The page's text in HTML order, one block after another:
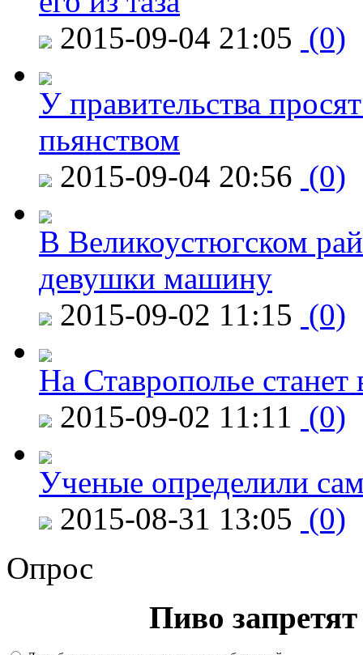
2015-09-04 21:05 (0)
У правительства
пьянством
2015-09-04 20:56 (0)
В Великоустюгском
девушки машину
2015-09-02 11:15 (0)
На Ставрополье
2015-09-02 11:11 (0)
Ученые определили
2015-08-31 13:05 (0)
Опрос
Пиво